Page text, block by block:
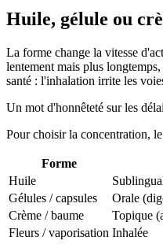
Huile, gélule ou
La forme change la vitesse
lentement mais plus
santé : l'inhalation irrite les
Un mot d'honnêteté sur les
Pour choisir la concentration,
Forme
Huile
Gélules / capsules
Orale
Crème / baume
Topique
Fleurs / vaporisation Inhalée